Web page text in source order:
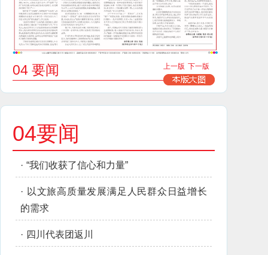
04 要闻 上一版 下一版
04要闻
· “我们收获了信心和力量”
· 以文旅高质量发展满足人民群众日益增长
的需求
· 四川代表团返川